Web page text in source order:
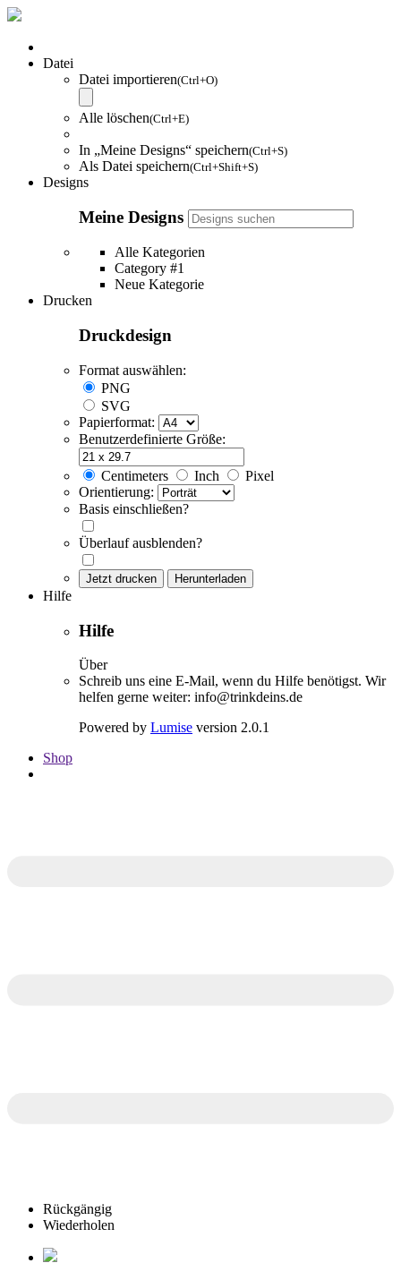
Datei
Datei importieren(Ctrl+O)
Alle löschen(Ctrl+E)
In „Meine Designs“ speichern(Ctrl+S)
Als Datei speichern(Ctrl+Shift+S)
Designs
Meine Designs
Alle Kategorien
Category #1
Neue Kategorie
Drucken
Druckdesign
Format auswählen:
PNG
SVG
Papierformat:
Benutzerdefinierte Größe:
Centimeters Inch
Pixel
Orientierung:
Basis einschließen?
Überlauf ausblenden?
Jetzt drucken Herunterladen
Hilfe
Hilfe
Über
Schreib uns eine E-Mail, wenn du Hilfe benötigst. Wir
helfen gerne weiter: info@trinkdeins.de
Powered by Lumise version 2.0.1
Shop
Rückgängig
Wiederholen